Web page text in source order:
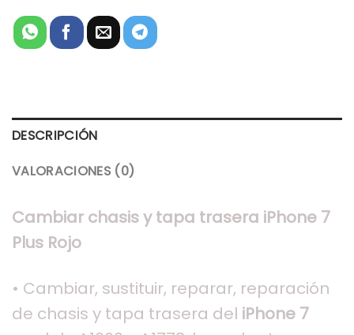
DESCRIPCIÓN
VALORACIONES (0)
Cambiar chasis y tapa trasera iPhone 7
Plus Rojo
• Cambiar, sustituir, reparar, reparación
de chasis y tapa trasera del iPhone 7